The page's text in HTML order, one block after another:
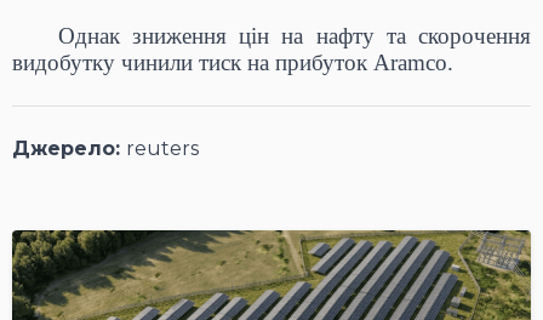
Однак зниження цін на нафту та скорочення
видобутку чинили тиск на прибуток Aramco.
Джерело: reuters